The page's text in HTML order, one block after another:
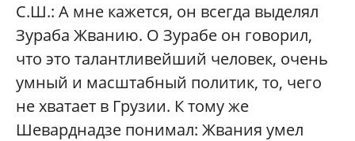
С.Ш.: А мне кажется, он всегда выделял
Зураба Жванию. О Зурабе он говорил,
что это талантливейший человек, очень
умный и масштабный политик, то, чего
не хватает в Грузии. К тому же
Шеварднадзе понимал: Жвания умел